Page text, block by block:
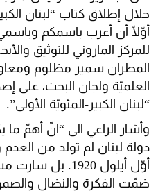
خلال إطلاق كتاب “لبنان
أوّلًا أن أعرب باسمكم
للمركز الماروني للتوثيق
المطران سمير مظلوم
العلميّة ولجان البحث، على
“لبنان الكبير-المئويّة الأولى”.
وأشار الراعي الى “انّ أهمّ
دولة لبنان لم تولد من
أوّل أيلول 1920.
ضمّت الفكرة والنضال